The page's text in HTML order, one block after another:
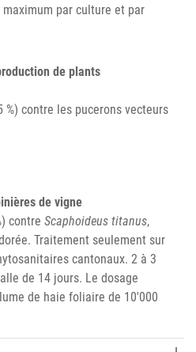
par culture et par
de plants
%) contre les pucerons vecteurs
de vigne
contre Scaphoideus titanus,
Traitement seulement sur
cantonaux. 2 à 3
de 14 jours. Le dosage
de haie foliaire de 10'000